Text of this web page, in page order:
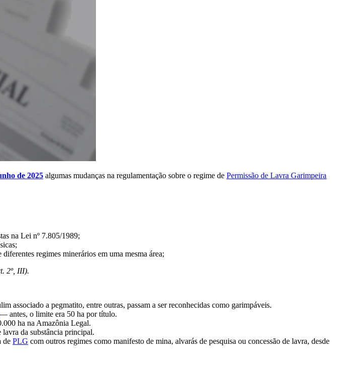
de 2025 algumas mudanças na regulamentação sobre o regime de Permissão de Lavra Garimpeira
na Lei nº 7.805/1989;
regimes minerários em uma mesma área;
2º, III).
associado a pegmatito, entre outras, passam a ser reconhecidas como garimpáveis.
— antes, o limite era 50 ha por título.
ha na Amazônia Legal.
lavra da substância principal.
de PLG com outros regimes como manifesto de mina, alvarás de pesquisa ou concessão de lavra, desde